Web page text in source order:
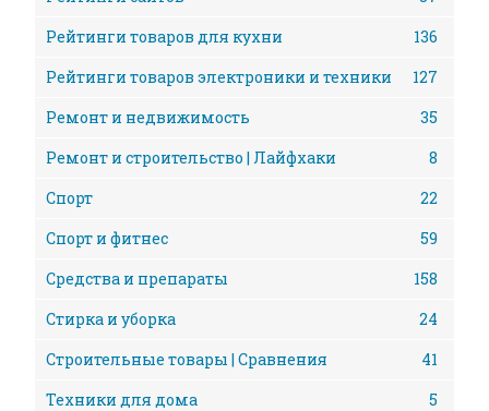
Рейтинги товаров для кухни
136
Рейтинги товаров электроники и техники
127
Ремонт и недвижимость
35
Ремонт и строительство | Лайфхаки
8
Спорт
22
Спорт и фитнес
59
Средства и препараты
158
Стирка и уборка
24
Строительные товары | Сравнения
41
Техники для дома
5